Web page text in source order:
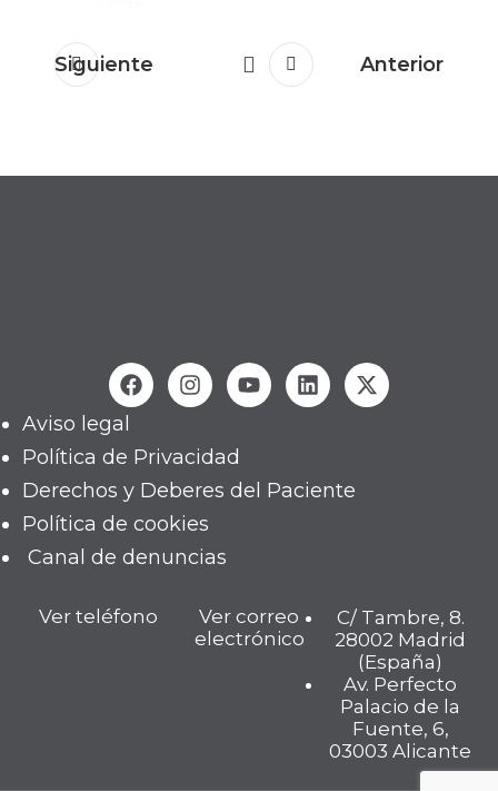
Siguiente Anterior
Aviso legal
Política de Privacidad
Derechos y Deberes del Paciente
Política de cookies
Canal de denuncias
Ver teléfono
Ver correo
electrónico
C/ Tambre, 8.
28002 Madrid
(España)
Av. Perfecto
Palacio de la
Fuente, 6,
03003 Alicante